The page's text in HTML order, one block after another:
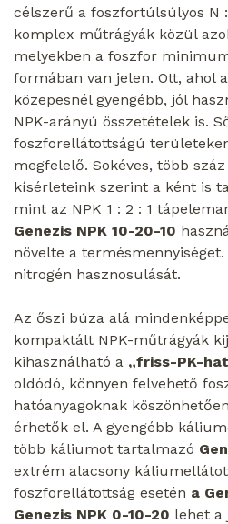
célszerű a foszfortúlsúlyos N :
komplex műtrágyák közül
melyekben a foszfor
formában van jelen. Ott, ahol
közepesnél gyengébb, jól
NPK-arányú összetételek is.
foszforellátottságú
megfelelő. Sokéves, több
kísérleteink szerint a ként is
mint az NPK 1 : 2 : 1
Genezis NPK 10-20-10
növelte a
nitrogén hasznosulását.
Az őszi búza alá
kompaktált NPK-műtrágyák
kihasználható a „friss-PK-
oldódó, könnyen felvehető
hatóanyagoknak
érhetők el. A gyengébb
több káliumot tartalmazó
extrém alacsony
foszforellátottság esetén a
Genezis NPK 0-10-20 lehet a